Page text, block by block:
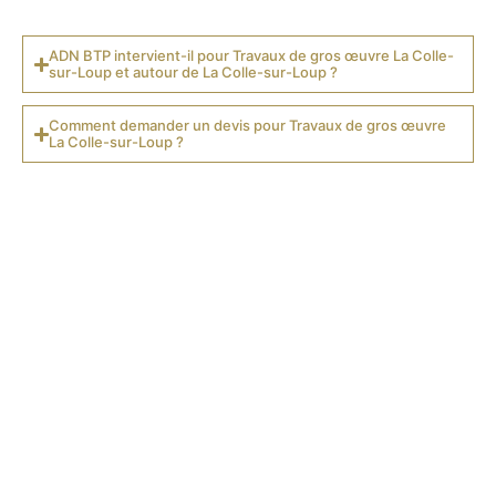
ADN BTP intervient-il pour Travaux de gros œuvre La Colle-
sur-Loup et autour de La Colle-sur-Loup ?
Comment demander un devis pour Travaux de gros œuvre
La Colle-sur-Loup ?